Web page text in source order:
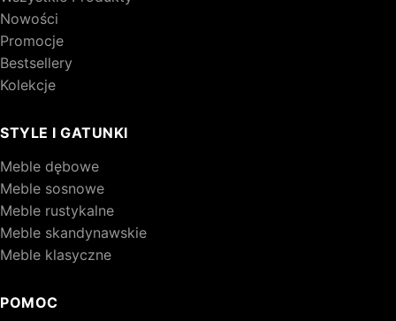
Nowości
Promocje
Bestsellery
Kolekcje
STYLE I GATUNKI
Meble dębowe
Meble sosnowe
Meble rustykalne
Meble skandynawskie
Meble klasyczne
POMOC